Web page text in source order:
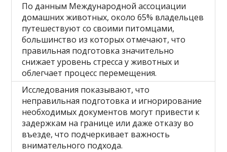
По данным Международной ассоциации
домашних животных, около 65% владельцев
путешествуют со своими питомцами,
большинство из которых отмечают, что
правильная подготовка значительно
снижает уровень стресса у животных и
облегчает процесс перемещения.
Исследования показывают, что
неправильная подготовка и игнорирование
необходимых документов могут привести к
задержкам на границе или даже отказу во
въезде, что подчеркивает важность
внимательного подхода.